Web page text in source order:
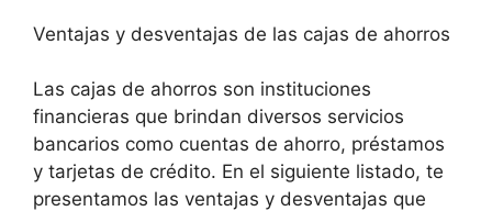
Ventajas y desventajas de las cajas de ahorros
Las cajas de ahorros son instituciones
financieras que brindan diversos servicios
bancarios como cuentas de ahorro, préstamos
y tarjetas de crédito. En el siguiente listado, te
presentamos las ventajas y desventajas que